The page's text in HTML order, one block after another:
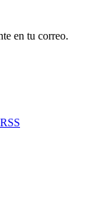
en tu correo.
RSS